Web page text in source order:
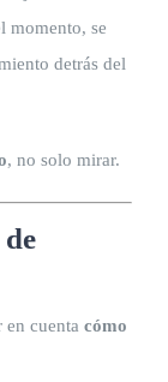
momento, se
detrás del
, no solo mirar.
cuenta cómo